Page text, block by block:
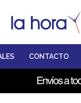
CONTACTO